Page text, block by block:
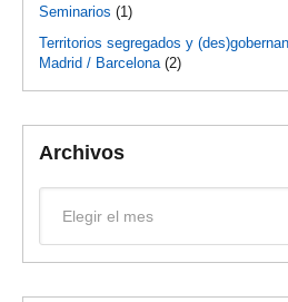
Seminarios (1)
Territorios segregados y
Madrid / Barcelona(2)
Archivos